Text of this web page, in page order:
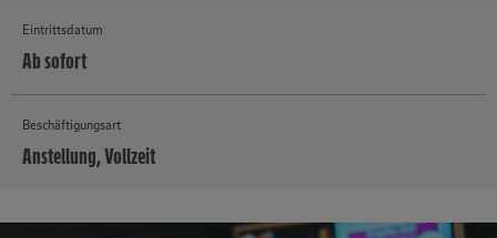
Eintrittsdatum
Ab sofort
Beschäftigungsart
Anstellung, Vollzeit